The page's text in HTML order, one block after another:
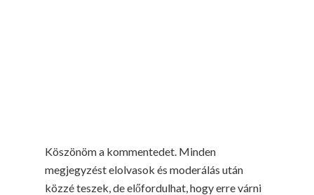
Köszönöm a kommentedet. Minden
megjegyzést elolvasok és moderálás után
közzé teszek, de előfordulhat, hogy erre várni